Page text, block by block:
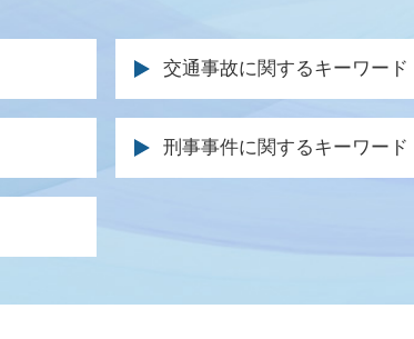
交通事故に関するキーワード
示談交渉 保険会社
後遺障害 保険金
刑事事件に関するキーワード
刑事事件 裁判